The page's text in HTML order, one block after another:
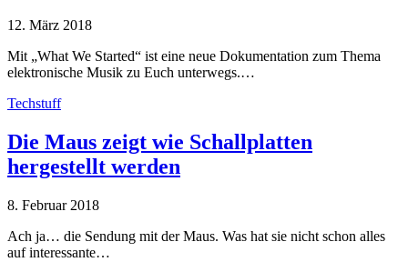
12. März 2018
Mit „What We Started“ ist eine neue Dokumentation zum Thema
elektronische Musik zu Euch unterwegs.…
Techstuff
Die Maus zeigt wie Schallplatten
hergestellt werden
8. Februar 2018
Ach ja… die Sendung mit der Maus. Was hat sie nicht schon alles
auf interessante…